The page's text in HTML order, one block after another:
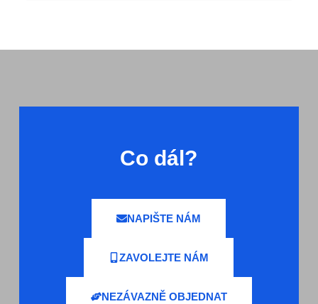
Co dál?
NAPIŠTE NÁM
ZAVOLEJTE NÁM
NEZÁVAZNĚ OBJEDNAT